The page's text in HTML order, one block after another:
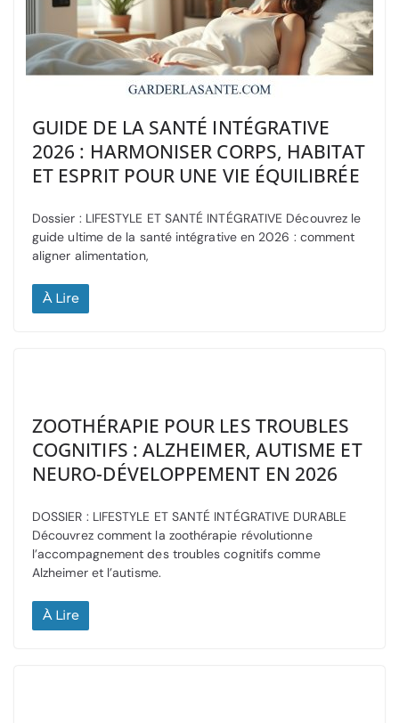
GUIDE DE LA SANTÉ INTÉGRATIVE
2026 : HARMONISER CORPS, HABITAT
ET ESPRIT POUR UNE VIE ÉQUILIBRÉE
Dossier : LIFESTYLE ET SANTÉ INTÉGRATIVE Découvrez le
guide ultime de la santé intégrative en 2026 : comment
aligner alimentation,
À Lire
ZOOTHÉRAPIE POUR LES TROUBLES
COGNITIFS : ALZHEIMER, AUTISME ET
NEURO-DÉVELOPPEMENT EN 2026
DOSSIER : LIFESTYLE ET SANTÉ INTÉGRATIVE DURABLE
Découvrez comment la zoothérapie révolutionne
l’accompagnement des troubles cognitifs comme
Alzheimer et l’autisme.
À Lire